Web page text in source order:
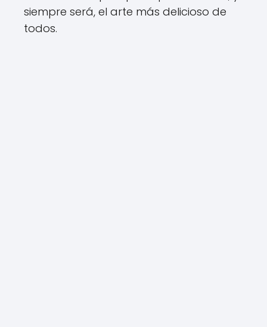
siempre será, el arte más delicioso de
todos.